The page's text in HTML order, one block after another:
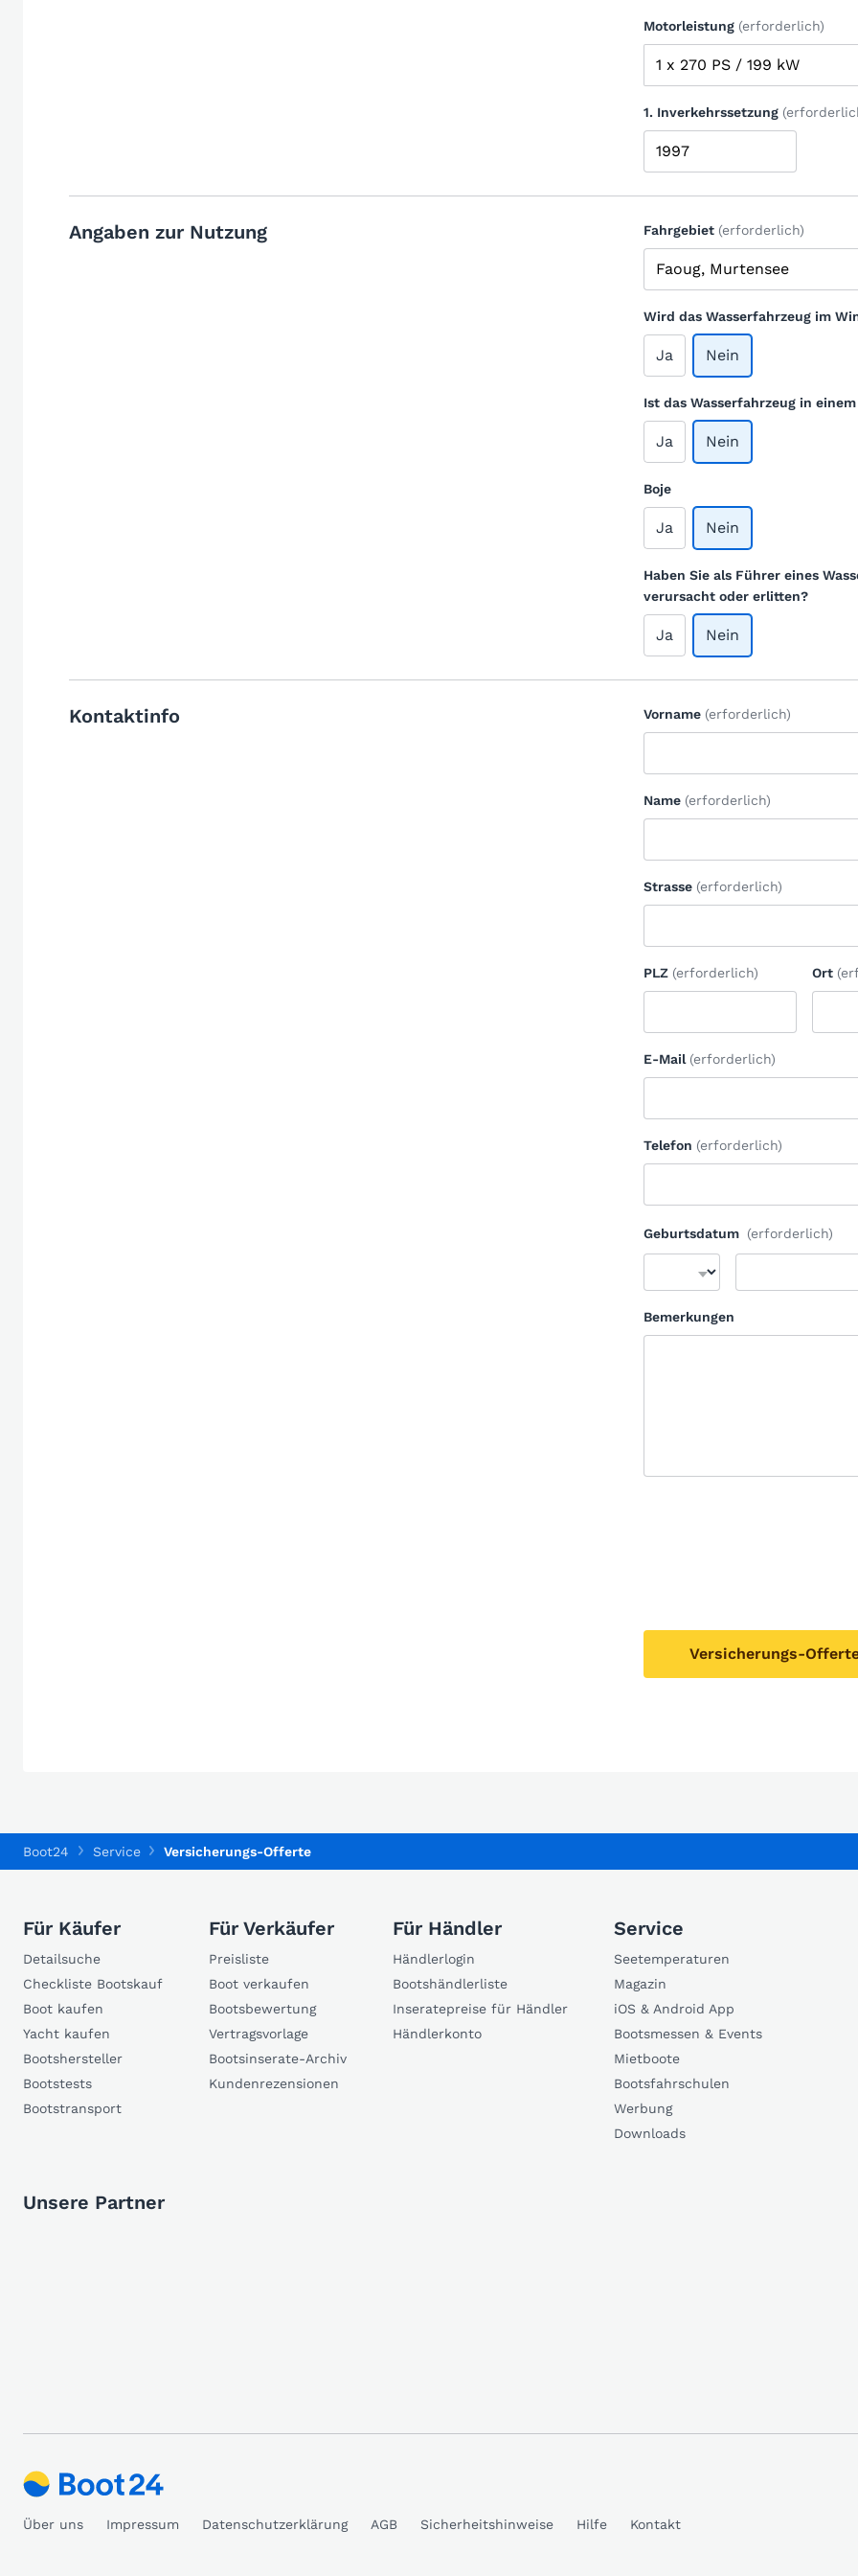
Motorleistung (erforderlich)
1. Inverkehrssetzung
Angaben zur Nutzung Fahrgebiet (erforderlich)
Wird das Wasserfahrzeug im
Ja Nein
Ist das Wasserfahrzeug in
Ja Nein
Boje
Ja Nein
Haben Sie als Führer eines
verursacht oder erlitten?
Ja Nein
Kontaktinfo Vorname (erforderlich)
Name (erforderlich)
Strasse (erforderlich)
PLZ (erforderlich) Ort
E-Mail (erforderlich)
Telefon (erforderlich)
Geburtsdatum (erforderlich)
Bemerkungen
Versicherungs-
Boot24 Service Versicherungs-Offerte
Für Käufer
Detailsuche
Checkliste Bootskauf
Boot kaufen
Yacht kaufen
Bootshersteller
Bootstests
Bootstransport
Für Verkäufer
Preisliste
Boot verkaufen
Bootsbewertung
Vertragsvorlage
Bootsinserate-Archiv
Kundenrezensionen
Für Händler
Händlerlogin
Bootshändlerliste
Inseratepreise für Händler
Händlerkonto
Service
Seetemperaturen
Magazin
iOS & Android App
Bootsmessen & Events
Mietboote
Bootsfahrschulen
Werbung
Downloads
Unsere Partner
Über uns Impressum Datenschutzerklärung AGB Sicherheitshinweise Hilfe Kontakt